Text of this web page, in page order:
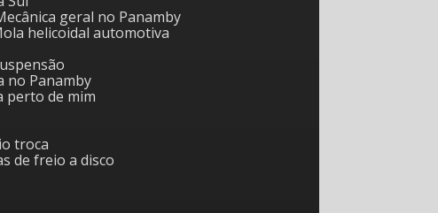
Mecânica geral no Panamby
Mola helicoidal automotiva
no Panamby
perto de mim
troca
de freio a disco